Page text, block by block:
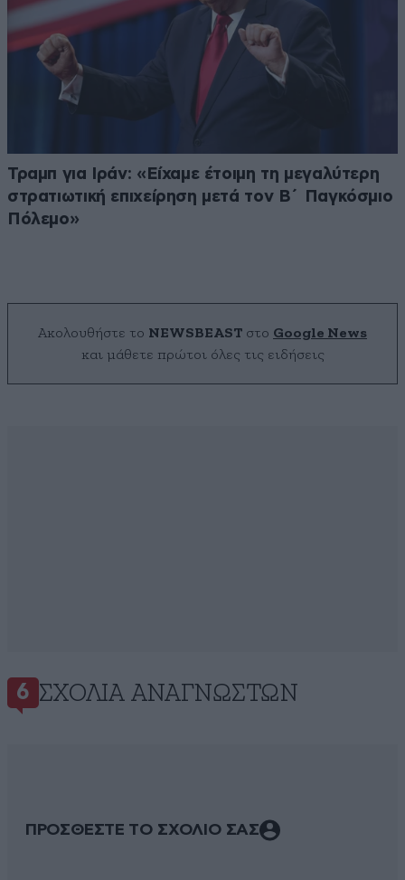
Τραμπ για Ιράν: «Είχαμε έτοιμη τη μεγαλύτερη
στρατιωτική επιχείρηση μετά τον Β΄ Παγκόσμιο
Πόλεμο»
Ακολουθήστε το NEWSBEAST στο Google News
και μάθετε πρώτοι όλες τις ειδήσεις
6 ΣΧΌΛΙΑ ΑΝΑΓΝΩΣΤΏΝ
ΠΡΟΣΘΕΣΤΕ ΤΟ ΣΧΟΛΙΟ ΣΑΣ